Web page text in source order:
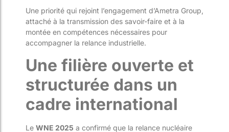
Une priorité qui rejoint l’engagement d’Ametra Group,
attaché à la transmission des savoir-faire et à la
montée en compétences nécessaires pour
accompagner la relance industrielle.
Une filière ouverte et
structurée dans un
cadre international
Le WNE 2025 a confirmé que la relance nucléaire